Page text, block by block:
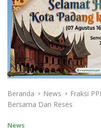
Beranda News
Fraksi
Bersama Dan Reses
News